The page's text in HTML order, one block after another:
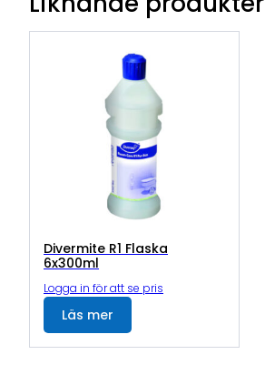
Divermite R1 Flaska
6x300ml
Logga in för att se pris
Läs mer